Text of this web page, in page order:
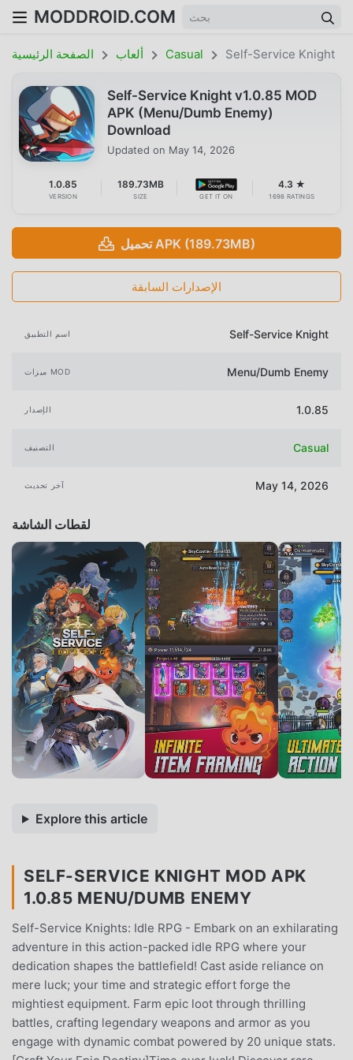
MODDROID.COM
الصفحة الرئيسية ألعاب Casual Self-Service Knight
Self-Service Knight v1.0.85 MOD
APK (Menu/Dumb Enemy)
Download
Updated on May 14, 2026
1.0.85
VERSION
189.73MB
SIZE GET IT ON
4.3 ★
1698 RATINGS
تحميل APK (189.73MB)
الإصدارات السابقة
اسم التطبيق Self-Service Knight
ميزات MOD Menu/Dumb Enemy
الإصدار 1.0.85
التصنيف Casual
آخر تحديث May 14, 2026
لقطات الشاشة
Explore this article
SELF-SERVICE KNIGHT MOD APK
1.0.85 MENU/DUMB ENEMY
Self-Service Knights: Idle RPG - Embark on an exhilarating
adventure in this action-packed idle RPG where your
dedication shapes the battlefield! Cast aside reliance on
mere luck; your time and strategic effort forge the
mightiest equipment. Farm epic loot through thrilling
battles, crafting legendary weapons and armor as you
engage with dynamic combat powered by 20 unique stats.